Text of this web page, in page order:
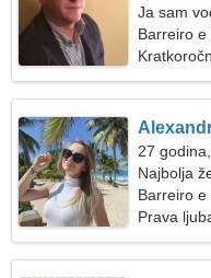
Ja sam
neobična
Barreiro
27
Najbolja
Barreiro
Prava